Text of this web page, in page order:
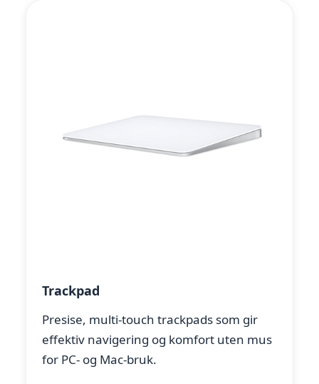
Trackpad
Presise, multi-touch trackpads som gir
effektiv navigering og komfort uten mus
for PC- og Mac-bruk.